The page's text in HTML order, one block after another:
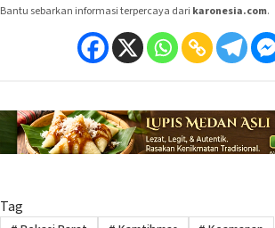
Bantu sebarkan informasi terpercaya dari karonesia.com.
Tag